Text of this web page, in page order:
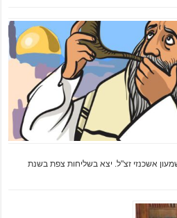
אשכנזי זצ"ל. יצא בשליחות צפת בשנת